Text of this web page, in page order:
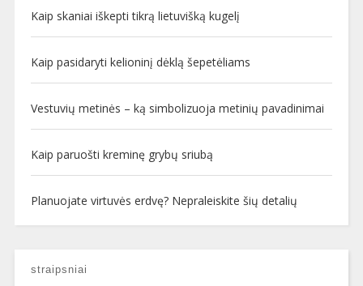
Kaip skaniai iškepti tikrą lietuvišką kugelį
Kaip pasidaryti kelioninį dėklą šepetėliams
Vestuvių metinės – ką simbolizuoja metinių pavadinimai
Kaip paruošti kreminę grybų sriubą
Planuojate virtuvės erdvę? Nepraleiskite šių detalių
straipsniai